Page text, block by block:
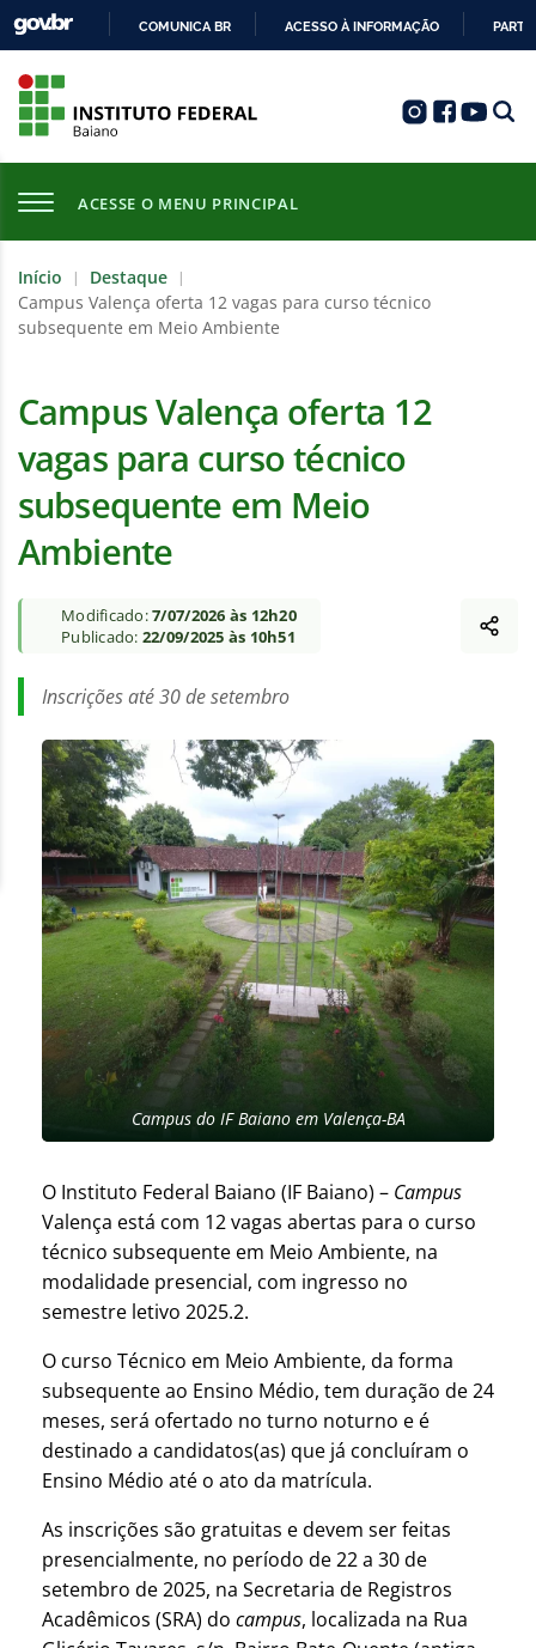
COMUNICA BR ACESSO À INFORMAÇÃO
ACESSE O MENU PRINCIPAL
Início | Destaque |
Campus Valença oferta 12 vagas para curso técnico
subsequente em Meio Ambiente
Campus Valença oferta 12
vagas para curso técnico
subsequente em Meio
Ambiente
Modificado:7/07/2026 às 12h20
Publicado: 22/09/2025 às 10h51
Inscrições até 30 de setembro
Campus do IF Baiano em Valença-BA
O Instituto Federal Baiano (IF Baiano) – Campus
Valença está com 12 vagas abertas para o curso
técnico subsequente em Meio Ambiente, na
modalidade presencial, com ingresso no
semestre letivo 2025.2.
O curso Técnico em Meio Ambiente, da forma
subsequente ao Ensino Médio, tem duração de 24
meses, será ofertado no turno noturno e é
destinado a candidatos(as) que já concluíram o
Ensino Médio até o ato da matrícula.
As inscrições são gratuitas e devem ser feitas
presencialmente, no período de 22 a 30 de
setembro de 2025, na Secretaria de Registros
Acadêmicos (SRA) do campus, localizada na Rua